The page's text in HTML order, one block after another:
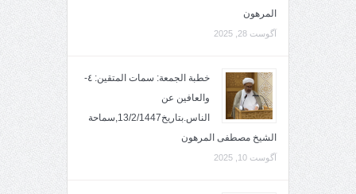
المرهون
آگوست 28, 2025
خطبة الجمعة: سمات المتقين: ٤-
والعافين عن
الناس.بتاريخ13/2/1447,سماحة
الشيخ مصطفى المرهون
آگوست 10, 2025